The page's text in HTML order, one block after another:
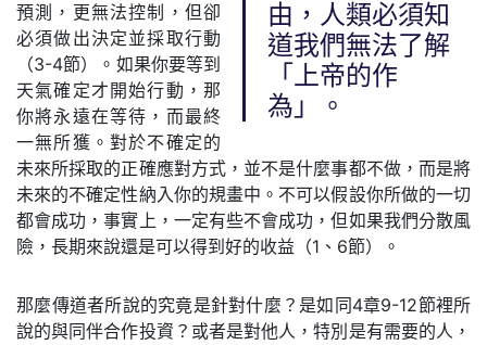
由，人類必須知
道我們無法了解
「上帝的作
為」。
預測，更無法控制，但卻
必須做出決定並採取行動
（3-4節）。如果你要等到
天氣確定才開始行動，那
你將永遠在等待，而最終
一無所獲。對於不確定的
未來所採取的正確應對方式，並不是什麼事都不做，而是將
未來的不確定性納入你的規畫中。不可以假設你所做的一切
都會成功，事實上，一定有些不會成功，但如果我們分散風
險，長期來說還是可以得到好的收益（1、6節）。
那麼傳道者所說的究竟是針對什麼？是如同4章9-12節裡所
說的與同伴合作投資？或者是對他人，特別是有需要的人，